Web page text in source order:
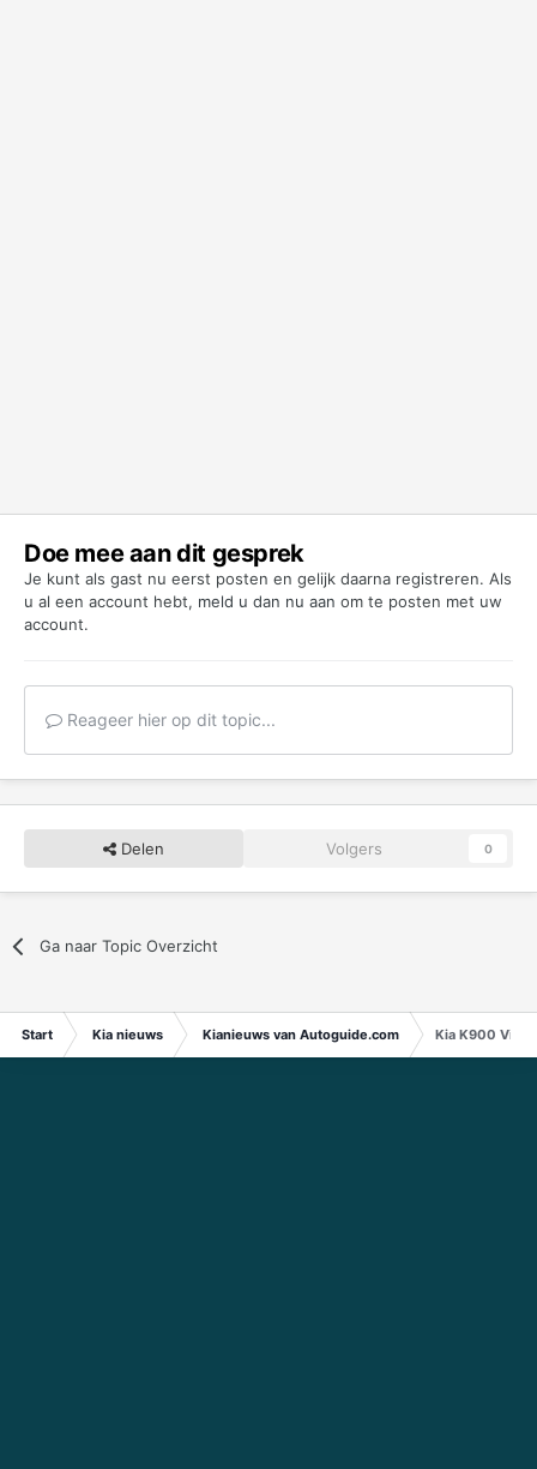
Doe mee aan dit gesprek
Je kunt als gast nu eerst posten en gelijk daarna registreren. Als
u al een account hebt, meld u dan nu aan om te posten met uw
account.
Reageer hier op dit topic...
Delen Volgers 0
Ga naar Topic Overzicht
Start Kia nieuws Kianieuws van Autoguide.com Kia K900